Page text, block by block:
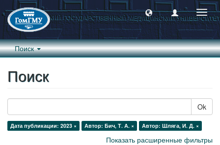
Поиск
Поиск
Ok
Дата публикации: 2023 × Автор: Бич, Т. А. × Автор: Шляга, И. Д. ×
Показать расширенные фильтры